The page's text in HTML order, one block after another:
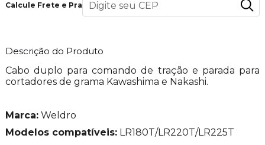
Calcule Frete e Prazo
Descrição do Produto
Cabo duplo para comando de tração e parada para
cortadores de grama Kawashima e Nakashi.
Marca:Weldro
Modelos compatíveis:LR180T/LR220T/LR225T